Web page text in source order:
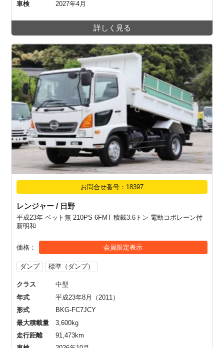
車検
2027年4月
詳しく見る
お問合せ番号：18397
レンジャー / 日野
平成23年 ベット無 210PS 6FMT 積載3.6トン 電動コボレーン付
新明和
価格 会員限定表示
ダンプ 標準（ダンプ）
クラス
中型
年式
平成23年8月（2011）
形式
BKG-FC7JCY
最大積載量
3,600kg
走行距離
91,473km